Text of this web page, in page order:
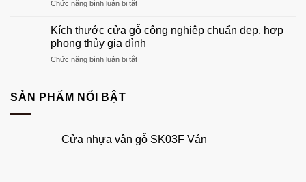
hợp
ấm
của
1
chuẩn
phong
đẹp,
Chức năng bình luận bị tắtở
thước
cửa
chính
4
lộc
Kích thước cửa gỗ công nghiệp chuẩn đẹp, hợp
phong thủy gia đình
Chức năng bình luận bị tắtở
chuẩn
SẢN PHẨM NỔI BẬT
Cửa nhựa vân gỗ SK03F Ván